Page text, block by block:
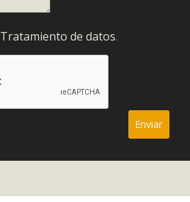
Tratamiento de datos.